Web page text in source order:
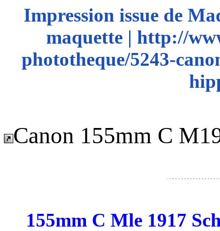
Impression issue de
maquette | http://
phototheque/5243-
Canon 155mm C
155mm C Mle 1917